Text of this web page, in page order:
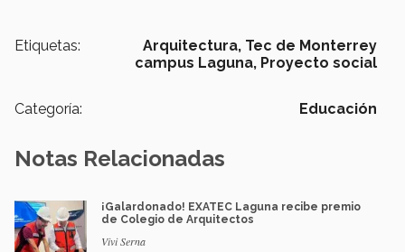
Etiquetas: Arquitectura, Tec de Monterrey
campus Laguna, Proyecto social
Categoría: Educación
Notas Relacionadas
¡Galardonado! EXATEC Laguna recibe premio
de Colegio de Arquitectos
Vivi Serna